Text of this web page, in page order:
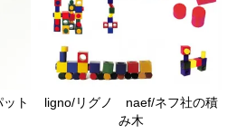
ト
ligno/リグノ naef/ネフ社の積
み木